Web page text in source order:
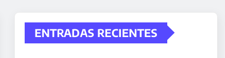
ENTRADAS RECIENTES